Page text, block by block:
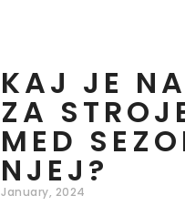
KAJ JE
ZA
MED
NJEJ?
January, 2024